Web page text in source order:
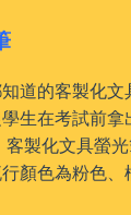
道的客製化文
生在考試前
製化文具螢
顏色為粉色